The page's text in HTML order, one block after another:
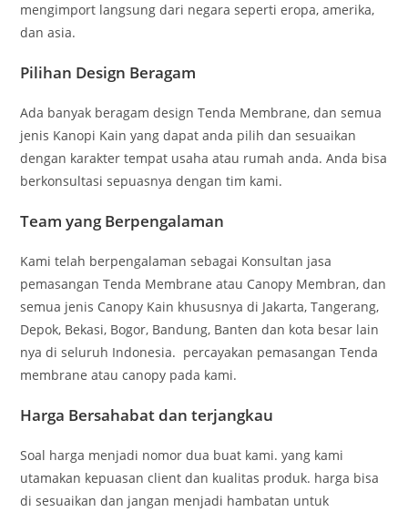
mengimport langsung dari negara seperti eropa, amerika,
dan asia.
Pilihan Design Beragam
Ada banyak beragam design Tenda Membrane, dan semua
jenis Kanopi Kain yang dapat anda pilih dan sesuaikan
dengan karakter tempat usaha atau rumah anda. Anda bisa
berkonsultasi sepuasnya dengan tim kami.
Team yang Berpengalaman
Kami telah berpengalaman sebagai Konsultan jasa
pemasangan Tenda Membrane atau Canopy Membran, dan
semua jenis Canopy Kain khususnya di Jakarta, Tangerang,
Depok, Bekasi, Bogor, Bandung, Banten dan kota besar lain
nya di seluruh Indonesia. percayakan pemasangan Tenda
membrane atau canopy pada kami.
Harga Bersahabat dan terjangkau
Soal harga menjadi nomor dua buat kami. yang kami
utamakan kepuasan client dan kualitas produk. harga bisa
di sesuaikan dan jangan menjadi hambatan untuk